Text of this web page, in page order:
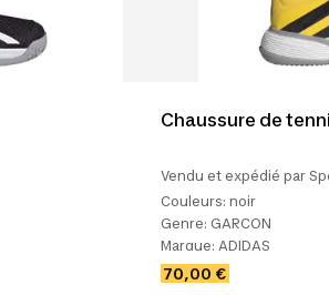
Chaussure de
Vendu et expédié par
Couleurs: noir
Genre: GARCON
Marque: ADIDAS
70,00 €